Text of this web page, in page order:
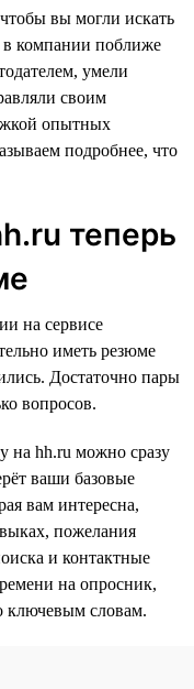
вы могли искать
в компании поближе
умели
своим
опытных
подробнее, что
теперь
на сервисе
иметь резюме
Достаточно пары
вопросов.
на hh.ru можно сразу
ваши базовые
вам интересна,
пожелания
и контактные
на опросник,
ключевым словам.